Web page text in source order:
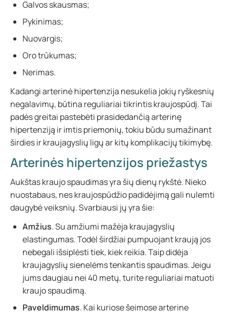
Galvos skausmas;
Pykinimas;
Nuovargis;
Oro trūkumas;
Nerimas.
Kadangi arterinė hipertenzija nesukelia jokių ryškesnių
negalavimų, būtina reguliariai tikrintis kraujospūdį. Tai
padės greitai pastebėti prasidedančią arterinę
hipertenziją ir imtis priemonių, tokiu būdu sumažinant
širdies ir kraujagyslių ligų ar kitų komplikacijų tikimybę.
Arterinės hipertenzijos priežastys
Aukštas kraujo spaudimas yra šių dienų rykštė. Nieko
nuostabaus, nes kraujospūdžio padidėjimą gali nulemti
daugybė veiksnių. Svarbiausi jų yra šie:
Amžius. Su amžiumi mažėja kraujagyslių
elastingumas. Todėl širdžiai pumpuojant kraują jos
nebegali išsiplėsti tiek, kiek reikia. Taip didėja
kraujagyslių sienelėms tenkantis spaudimas. Jeigu
jums daugiau nei 40 metų, turite reguliariai matuoti
kraujo spaudimą.
Paveldimumas. Kai kuriose šeimose arterine